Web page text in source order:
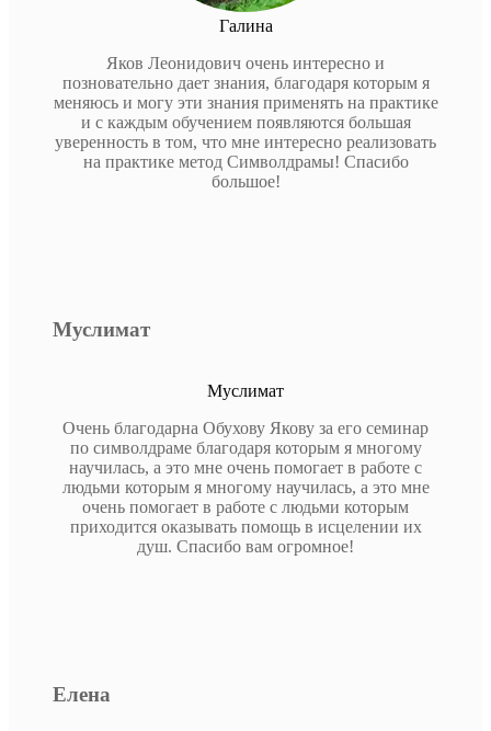
Галина
Яков Леонидович очень интересно и
позновательно дает знания, благодаря которым я
меняюсь и могу эти знания применять на практике
и с каждым обучением появляются большая
уверенность в том, что мне интересно реализовать
на практике метод Символдрамы! Спасибо
большое!
Муслимат
Муслимат
Очень благодарна Обухову Якову за его семинар
по символдраме благодаря которым я многому
научилась, а это мне очень помогает в работе с
людьми которым я многому научилась, а это мне
очень помогает в работе с людьми которым
приходится оказывать помощь в исцелении их
душ. Спасибо вам огромное!
Елена